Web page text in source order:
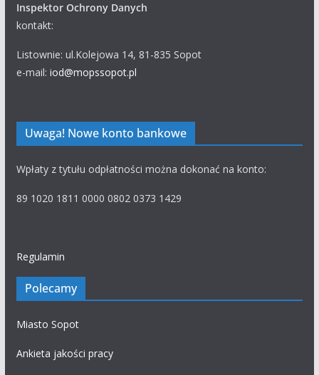
Inspektor Ochrony Danych
kontakt:
Listownie: ul.Kolejowa 14, 81-835 Sopot
e-mail: iod@mopssopot.pl
Uwaga! Nowe konto bankowe
Wpłaty z tytułu odpłatności można dokonać na konto:
89 1020 1811 0000 0802 0373 1429
Regulamin
Polecamy
Miasto Sopot
Ankieta jakości pracy